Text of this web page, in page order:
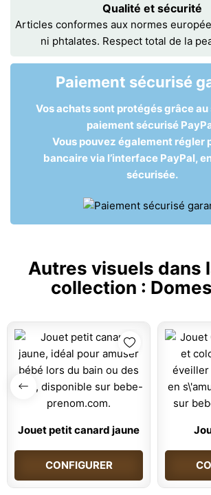
Qualité et sécurité
Articles conformes aux normes
ni phtalates. Respect total de la
Paiement sécurisé
Vos achats sont protégés grâce
paiement sécurisé
Vous pouvez également régler
bancaire via l’interface PayPal,
sécurisée.
Autres visuels dans
collection :
Jouet petit canard jaune
CONFIGURER